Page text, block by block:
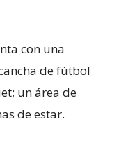
con una
de fútbol
un área de
de estar.